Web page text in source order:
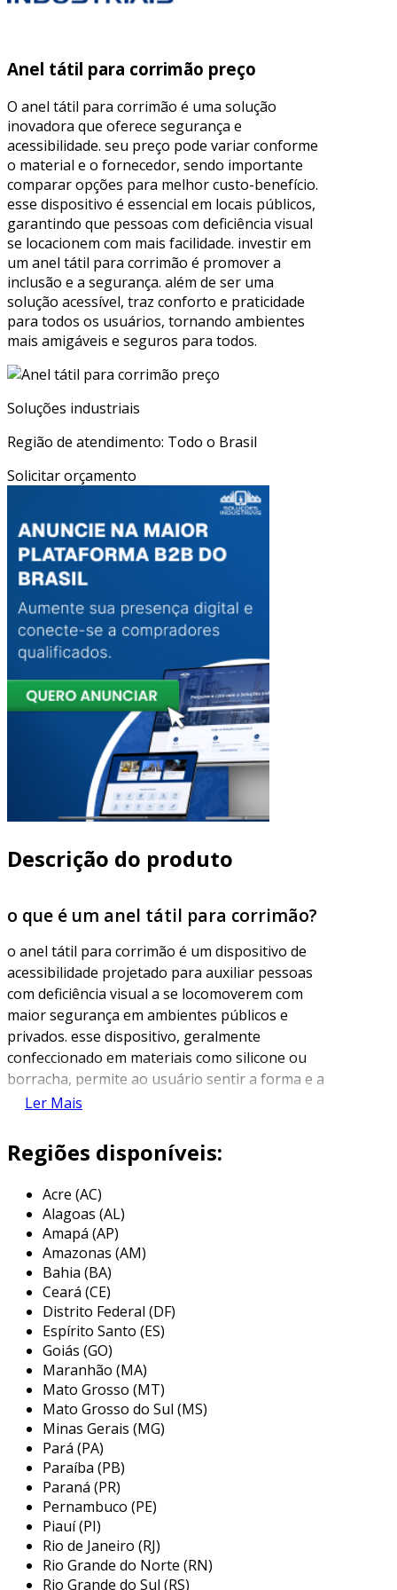
Anel tátil para corrimão preço
O anel tátil para corrimão é uma solução
inovadora que oferece segurança e
acessibilidade. seu preço pode variar conforme
o material e o fornecedor, sendo importante
comparar opções para melhor custo-benefício.
esse dispositivo é essencial em locais públicos,
garantindo que pessoas com deficiência visual
se locacionem com mais facilidade. investir em
um anel tátil para corrimão é promover a
inclusão e a segurança. além de ser uma
solução acessível, traz conforto e praticidade
para todos os usuários, tornando ambientes
mais amigáveis e seguros para todos.
Soluções industriais
Região de atendimento: Todo o Brasil
Solicitar orçamento
Descrição do produto
o que é um anel tátil para corrimão?
o anel tátil para corrimão é um dispositivo de
acessibilidade projetado para auxiliar pessoas
com deficiência visual a se locomoverem com
maior segurança em ambientes públicos e
privados. esse dispositivo, geralmente
confeccionado em materiais como silicone ou
borracha, permite ao usuário sentir a forma e a
posição do corrimão através do toque, evitando
durante a movimentação.
também servem como orientadores em escadas
e rampas, aumentando a inclusão e a
autonomia das pessoas com deficiência. a
implementação desses dispositivos é uma
questão de acessibilidade e é regulamentada
por leis que buscam garantir que todos possam
ter acesso a espaços públicos de forma
igualitária.
principais aplicações do anel tátil
para corrimão
os anéis táteis para corrimão são utilizados em
uma variedade de ambientes para garantir a
segurança e a acessibilidade. são especialmente
importantes em lugares onde o fluxo de
pessoas é intenso e a necessidade de
orientação tátil é mais crítica. entre os locais
que mais se beneficiam desses dispositivos,
Ler Mais
Regiões disponíveis:
Acre (AC)
Alagoas (AL)
Amapá (AP)
Amazonas (AM)
Bahia (BA)
Ceará (CE)
Distrito Federal (DF)
Espírito Santo (ES)
Goiás (GO)
Maranhão (MA)
Mato Grosso (MT)
Mato Grosso do Sul (MS)
Minas Gerais (MG)
Pará (PA)
Paraíba (PB)
Paraná (PR)
Pernambuco (PE)
Piauí (PI)
Rio de Janeiro (RJ)
Rio Grande do Norte (RN)
Rio Grande do Sul (RS)